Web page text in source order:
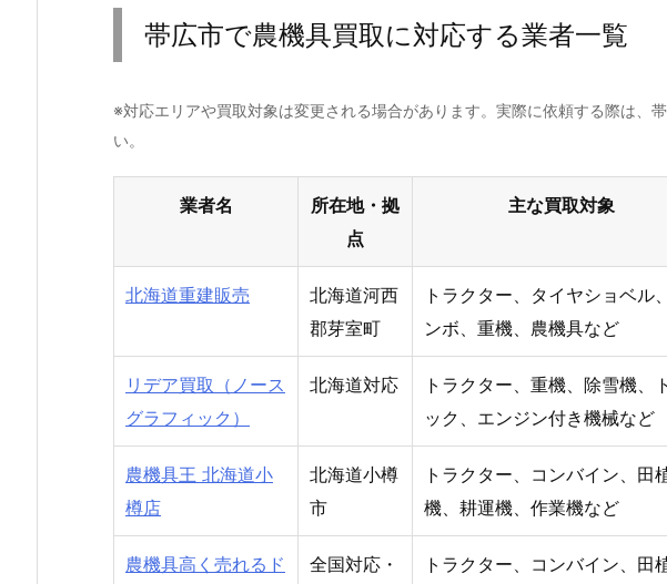
帯広市で農機具買取に対応する業者一覧
※対応エリアや買取対象は変更される場合があります。実際に依頼する際は、
い。
業者名
所在地・拠
点
主な買取対象
北海道重建販売
北海道河西
郡芽室町
トラクター、タイヤショベル
ンボ、重機、農機具など
リデア買取（ノース
グラフィック）
北海道対応
トラクター、重機、除雪機、
ック、エンジン付き機械など
農機具王 北海道小
樽店
北海道小樽
市
トラクター、コンバイン、田
機、耕運機、作業機など
農機具高く売れるド
全国対応・
トラクター、コンバイン、田